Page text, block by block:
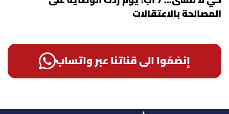
المصالحة بالاعتقالات
إنضمّوا الى قناتنا عبر واتساب